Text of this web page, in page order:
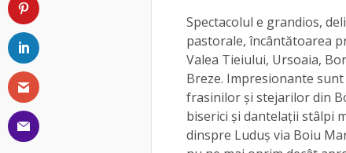
Spectacolul e grandios,
pastorale, încântătoarea
Valea Tieiului, Ursoaia,
Breze. Impresionante
frasinilor și stejarilor din
biserici și dantelații stâlpi
dinspre Luduș via Boiu